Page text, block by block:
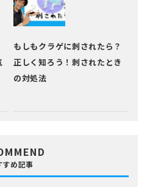
もしもクラゲに刺されたら？
正しく知ろう！刺されたとき
の対処法
すめ記事